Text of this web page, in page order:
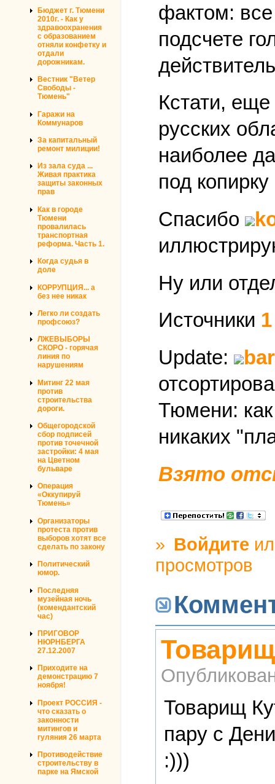
Бюджет г. Тюмени
2010г. - Как у
здравоохранения
с образованием
отняли конфетку и
отдали
дорожникам.
Вестник "Ветер
Свободы -
Тюмень"
Гаражи на
Коммунаров
За капитальный
ремонт милиции!
Из зала суда ...
Живая практика
защиты законных
прав
Как в городе
Тюмени
провалилась
транспортная
реформа. Часть 1.
Когда судья в
доле
КОРРУПЦИЯ... а
без нее никак
Легко ли создать
профсоюз?
ЛЖЕВЫБОРЫ
СКОРО - горячая
линия по
нарушениям
Митинг 22 мая
против
строительства
дороги.
Общегородской
сбор подписей
против точечной
застройки: 4 мая
на Цветном
бульваре
Операция
«Оккупируй
Тюмень»
Организаторы
протеста против
выборов хотят все
сделать по закону
Политический
юмор.
Последняя
музейная ночь
(комендантский
час)
ПРИГОВОР
НЮРНБЕРГА
27.12.2007
Приходите на
демонстрацию 7
ноября!
Проект РОССИЯ -
что сказать о
законности
митингов и
гуляния 26 марта
Противодействие
строительству в
парке на Ямской
фактом:
подсчете
Кстати,
русских
наиболее
под
Спасибо
Ну или
Источники 1
Update:
Тюмени:
никаких
Взято
» Войдите
просмотров
Товарищ
пару с
:)))